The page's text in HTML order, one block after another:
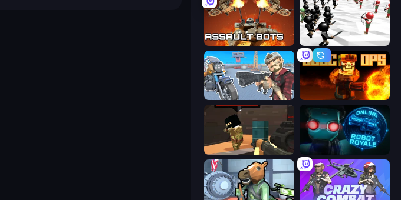
Assault Bots Stickman Simulator: Final Battle
Shoot and Drive BLOCOPS
Pixel Force Online Robot Royale